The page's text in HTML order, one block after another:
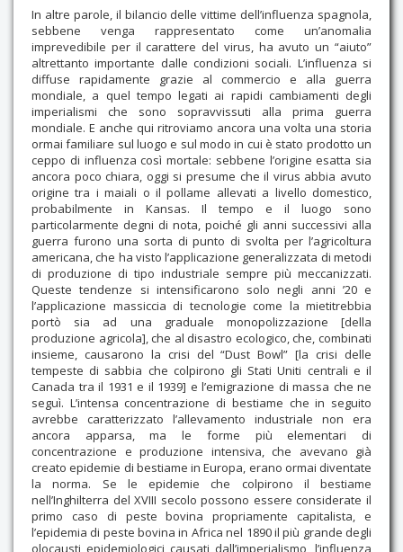
In altre parole, il bilancio delle vittime dell’influenza spagnola,
sebbene venga rappresentato come un’anomalia
imprevedibile per il carattere del virus, ha avuto un “aiuto”
altrettanto importante dalle condizioni sociali. L’influenza si
diffuse rapidamente grazie al commercio e alla guerra
mondiale, a quel tempo legati ai rapidi cambiamenti degli
imperialismi che sono sopravvissuti alla prima guerra
mondiale. E anche qui ritroviamo ancora una volta una storia
ormai familiare sul luogo e sul modo in cui è stato prodotto un
ceppo di influenza così mortale: sebbene l’origine esatta sia
ancora poco chiara, oggi si presume che il virus abbia avuto
origine tra i maiali o il pollame allevati a livello domestico,
probabilmente in Kansas. Il tempo e il luogo sono
particolarmente degni di nota, poiché gli anni successivi alla
guerra furono una sorta di punto di svolta per l’agricoltura
americana, che ha visto l’applicazione generalizzata di metodi
di produzione di tipo industriale sempre più meccanizzati.
Queste tendenze si intensificarono solo negli anni ’20 e
l’applicazione massiccia di tecnologie come la mietitrebbia
portò sia ad una graduale monopolizzazione [della
produzione agricola], che al disastro ecologico, che, combinati
insieme, causarono la crisi del “Dust Bowl” [la crisi delle
tempeste di sabbia che colpirono gli Stati Uniti centrali e il
Canada tra il 1931 e il 1939] e l’emigrazione di massa che ne
seguì. L’intensa concentrazione di bestiame che in seguito
avrebbe caratterizzato l’allevamento industriale non era
ancora apparsa, ma le forme più elementari di
concentrazione e produzione intensiva, che avevano già
creato epidemie di bestiame in Europa, erano ormai diventate
la norma. Se le epidemie che colpirono il bestiame
nell’Inghilterra del XVIII secolo possono essere considerate il
primo caso di peste bovina propriamente capitalista, e
l’epidemia di peste bovina in Africa nel 1890 il più grande degli